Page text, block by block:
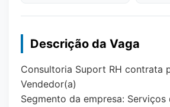
Descrição da Vaga
Consultoria Suport RH contrata
Vendedor(a)
Segmento da empresa: